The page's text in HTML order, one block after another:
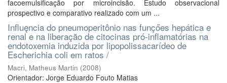
facoemulsificação por microincisão. Estudo observacional
prospectivo e comparativo realizado com um ...
Influęncia do pneumoperitônio nas funçőes hepática e
renal e na liberaçăo de citocinas pró-inflamatórias na
endotoxemia induzida por lipopolissacarídeo de
Escherichia coli em ratos /
Macri, Matheus Martin (2008)
Orientador: Jorge Eduardo Fouto Matias